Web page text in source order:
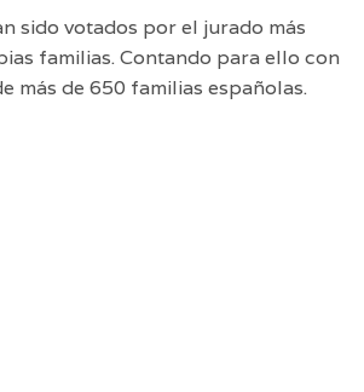
sido votados por el jurado más
familias. Contando para ello con
más de 650 familias españolas.